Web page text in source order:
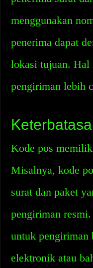
menggunakan
penerima dapat
lokasi tujuan. Hal
pengiriman lebih
Kode pos
Misalnya, kode
surat dan paket
pengiriman
untuk pengiriman
elektronik atau